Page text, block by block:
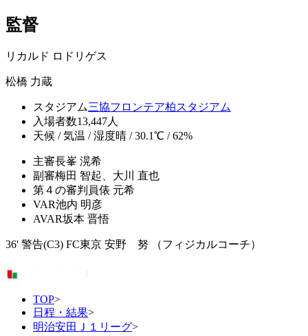
監督
リカルド ロドリゲス
松橋 力蔵
スタジアム三協フロンテア柏スタジアム
入場者数13,447人
天候 / 気温 / 湿度晴 / 30.1℃ / 62%
主審長峯 滉希
副審梅田 智起、大川 直也
第４の審判員俵 元希
VAR池内 明彦
AVAR坂本 晋悟
36' 警告(C3) FC東京 安野 努 （フィジカルコーチ）
TOP>
日程・結果>
明治安田Ｊ１リーグ>